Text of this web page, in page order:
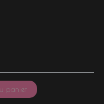
panier